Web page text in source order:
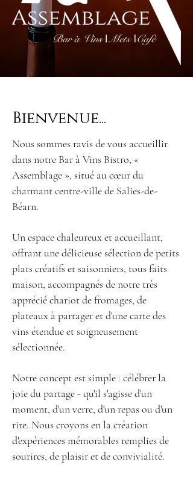
Bienvenue...
Nous sommes ravis de vous accueillir
dans notre Bar à Vins Bistro, «
Assemblage », situé au cœur du
charmant centre-ville de Salies-de-
Béarn.
Un espace chaleureux et accueillant,
offrant une délicieuse sélection de petits
plats créatifs et saisonniers, tous faits
maison, accompagnés de notre très
apprécié chariot de fromages, de
plateaux à partager et d'une carte des
vins étendue et soigneusement
sélectionnée.
Notre concept est simple : célébrer la
joie du partage - qu'il s'agisse d'un
moment, d'un verre, d'un repas ou d'un
rire. Nous croyons en la création
d'expériences mémorables remplies de
sourires, de plaisir et de convivialité.